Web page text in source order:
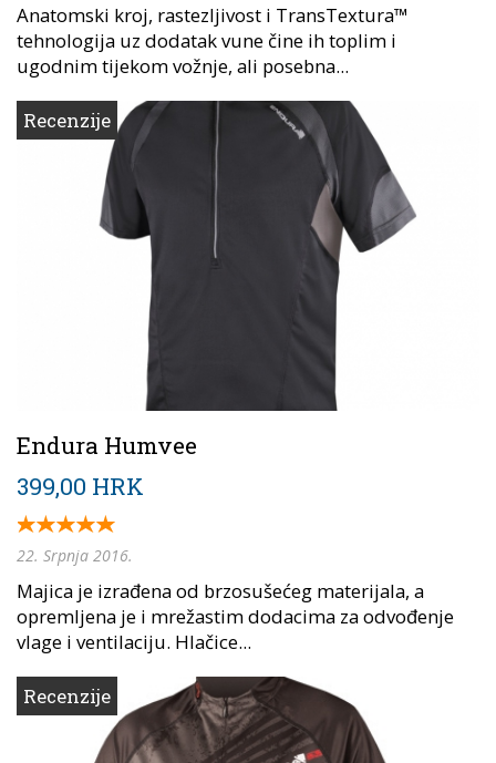
Anatomski kroj, rastezljivost i TransTextura™
tehnologija uz dodatak vune čine ih toplim i
ugodnim tijekom vožnje, ali posebna...
Recenzije
Endura Humvee
399,00 HRK
22. Srpnja 2016.
Majica je izrađena od brzosušećeg materijala, a
opremljena je i mrežastim dodacima za odvođenje
vlage i ventilaciju. Hlačice...
Recenzije